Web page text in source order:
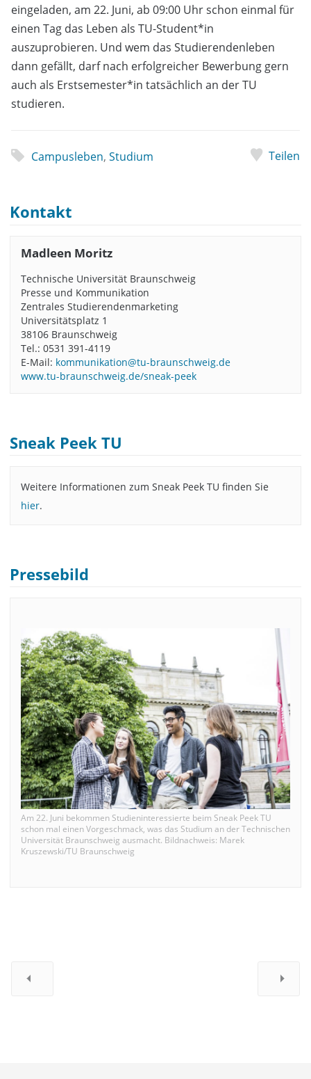
eingeladen, am 22. Juni, ab 09:00 Uhr schon einmal für
einen Tag das Leben als TU-Student*in
auszuprobieren. Und wem das Studierendenleben
dann gefällt, darf nach erfolgreicher Bewerbung gern
auch als Erstsemester*in tatsächlich an der TU
studieren.
Campusleben, Studium Teilen
Kontakt
Madleen Moritz
Technische Universität Braunschweig
Presse und Kommunikation
Zentrales Studierendenmarketing
Universitätsplatz 1
38106 Braunschweig
Tel.: 0531 391-4119
E-Mail: kommunikation@tu-braunschweig.de
www.tu-braunschweig.de/sneak-peek
Sneak Peek TU
Weitere Informationen zum Sneak Peek TU finden Sie
hier.
Pressebild
Am 22. Juni bekommen Studieninteressierte beim Sneak Peek TU
schon mal einen Vorgeschmack, was das Studium an der Technischen
Universität Braunschweig ausmacht. Bildnachweis: Marek
Kruszewski/TU Braunschweig